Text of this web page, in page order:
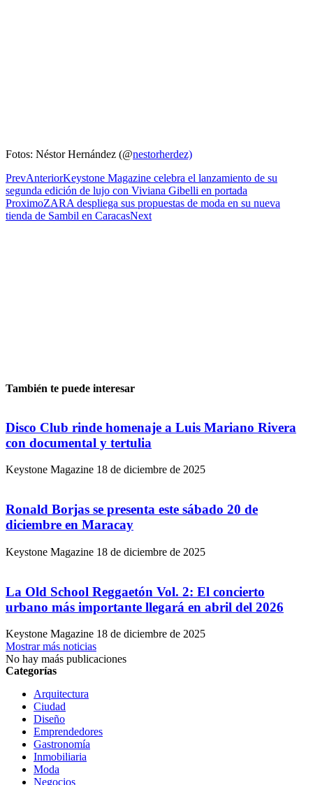
Fotos: Néstor Hernández (@nestorherdez)
PrevAnteriorKeystone Magazine celebra el lanzamiento de su
segunda edición de lujo con Viviana Gibelli en portada
ProximoZARA despliega sus propuestas de moda en su nueva
tienda de Sambil en CaracasNext
También te puede interesar
Disco Club rinde homenaje a Luis Mariano Rivera
con documental y tertulia
Keystone Magazine 18 de diciembre de 2025
Ronald Borjas se presenta este sábado 20 de
diciembre en Maracay
Keystone Magazine 18 de diciembre de 2025
La Old School Reggaetón Vol. 2: El concierto
urbano más importante llegará en abril del 2026
Keystone Magazine 18 de diciembre de 2025
Mostrar más noticias
No hay maás publicaciones
Categorías
Arquitectura
Ciudad
Diseño
Emprendedores
Gastronomía
Inmobiliaria
Moda
Negocios